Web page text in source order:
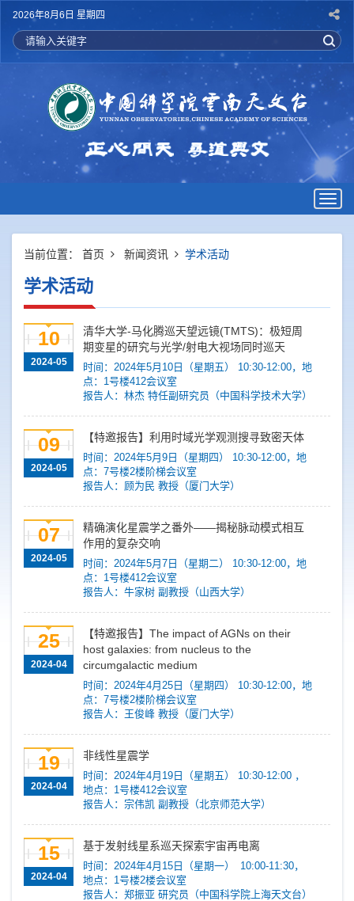
2026年8月6日 星期四
当前位置： 首页 新闻资讯 学术活动
学术活动
10
2024-05
清华大学-马化腾巡天望远镜(TMTS)：极短周
期变星的研究与光学/射电大视场同时巡天
时间：2024年5月10日（星期五） 10:30-12:00，地
点：1号楼412会议室
报告人：林杰 特任副研究员（中国科学技术大学）
09
2024-05
【特邀报告】利用时域光学观测搜寻致密天体
时间：2024年5月9日（星期四） 10:30-12:00，地
点：7号楼2楼阶梯会议室
报告人：顾为民 教授（厦门大学）
07
2024-05
精确演化星震学之番外——揭秘脉动模式相互
作用的复杂交响
时间：2024年5月7日（星期二） 10:30-12:00，地
点：1号楼412会议室
报告人：牛家树 副教授（山西大学）
25
2024-04
【特邀报告】The impact of AGNs on their
host galaxies: from nucleus to the
circumgalactic medium
时间：2024年4月25日（星期四） 10:30-12:00，地
点：7号楼2楼阶梯会议室
报告人：王俊峰 教授（厦门大学）
19
2024-04
非线性星震学
时间：2024年4月19日（星期五） 10:30-12:00 ，
地点：1号楼412会议室
报告人：宗伟凯 副教授（北京师范大学）
15
2024-04
基于发射线星系巡天探索宇宙再电离
时间：2024年4月15日（星期一） 10:00-11:30，
地点：1号楼2楼会议室
报告人：郑振亚 研究员（中国科学院上海天文台）